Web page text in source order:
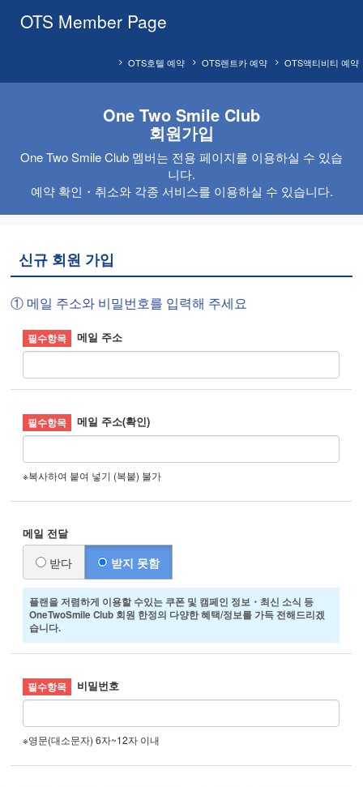
OTS Member Page
OTS액티비티 예약
OTS렌트카 예약
OTS호텔 예약
One Two Smile Club
회원가입
One Two Smile Club 멤버는 전용 페이지를 이용하실 수 있습
니다.
예약 확인・취소와 각종 서비스를 이용하실 수 있습니다.
신규 회원 가입
① 메일 주소와 비밀번호를 입력해 주세요
메일 주소
메일 주소(확인)
※복사하여 붙여 넣기 (복붙) 불가
메일 전달
받다 받지 못함
플랜을 저렴하게 이용할 수있는 쿠폰 및 캠페인 정보・최신 소식 등
OneTwoSmile Club 회원 한정의 다양한 혜택/정보를 가득 전해드리겠
습니다.
비밀번호
※영문(대소문자) 6자~12자 이내